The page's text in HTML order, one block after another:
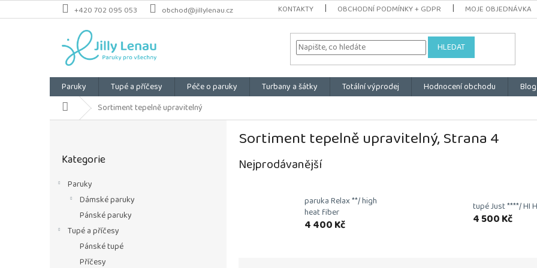
Přejít
na
+420 702 095 053 obchod@jillylenau.cz KONTAKTY OBCHODNÍ PODMÍNKY + GDPR MOJE OBJEDNÁVKA
HLEDAT
Paruky Tupé a příčesy Péče o paruky Turbany a šátky Totální výprodej Hodnocení obchodu Blog
Domů Sortiment tepelně upravitelný
P
kategorie
Kategorie
Paruky
Dámské paruky
Pánské paruky
Tupé a příčesy
Pánské tupé
Příčesy
Sortiment tepelně upravitelný, Strana 4
Nejprodávanější
paruka Relax **/ high
heat fiber
4 400 Kč
tupé Just ****/ HI
4 500 Kč